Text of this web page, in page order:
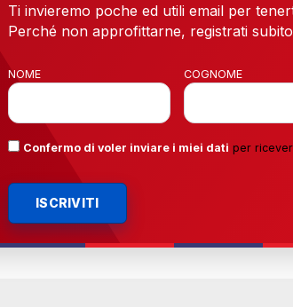
Ti invieremo poche ed utili email per
Perché non approfittarne, registrati
NOME COGNOME
Confermo di voler inviare i miei dati per
ISCRIVITI